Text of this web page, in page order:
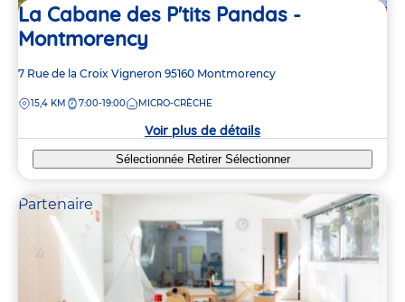
La Cabane des P'tits Pandas -
Montmorency
Adresse
la
7 Rue de la Croix Vigneron 95160 Montmorency
DISTANCE
15,4 KM 7:00-19:00 MICRO-CRÈCHE
Voir plus de détails
Sélectionnée Retirer Sélectionner
Partenaire